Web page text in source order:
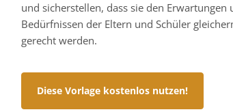
und sicherstellen, dass sie den Erwartungen
Bedürfnissen der Eltern und Schüler
gerecht werden.
Diese Vorlage kostenlos nutzen!